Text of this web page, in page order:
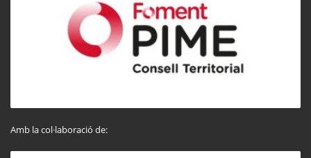
Amb la col·laboració de: